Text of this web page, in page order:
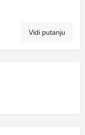
Vidi putanju